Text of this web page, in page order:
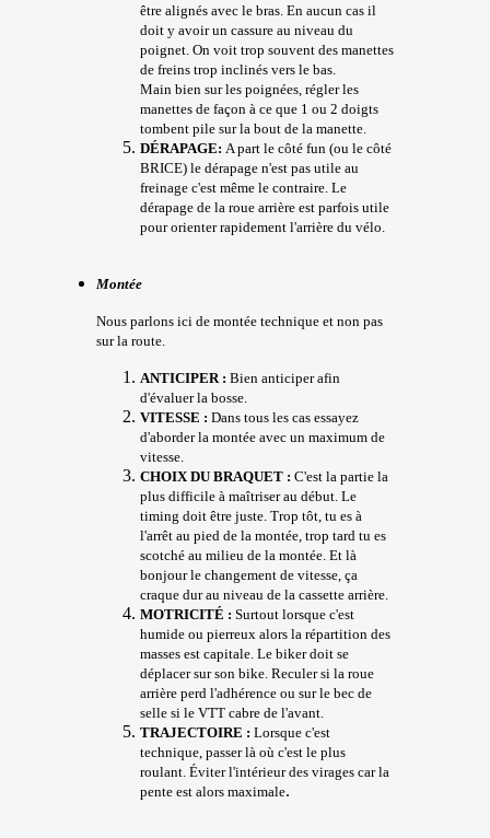
être alignés avec le bras. En aucun cas il
doit y avoir un cassure au niveau du
poignet. On voit trop souvent des manettes
de freins trop inclinés vers le bas.
Main bien sur les poignées, régler les
manettes de façon à ce que 1 ou 2 doigts
tombent pile sur la bout de la manette.
DÉRAPAGE: A part le côté fun (ou le côté
BRICE) le dérapage n'est pas utile au
freinage c'est même le contraire. Le
dérapage de la roue arrière est parfois utile
pour orienter rapidement l'arrière du vélo.
Montée
Nous parlons ici de montée technique et non pas
sur la route.
ANTICIPER : Bien anticiper afin
d'évaluer la bosse.
VITESSE : Dans tous les cas essayez
d'aborder la montée avec un maximum de
vitesse.
CHOIX DU BRAQUET : C'est la partie la
plus difficile à maîtriser au début. Le
timing doit être juste. Trop tôt, tu es à
l'arrêt au pied de la montée, trop tard tu es
scotché au milieu de la montée. Et là
bonjour le changement de vitesse, ça
craque dur au niveau de la cassette arrière.
MOTRICITÉ : Surtout lorsque c'est
humide ou pierreux alors la répartition des
masses est capitale. Le biker doit se
déplacer sur son bike. Reculer si la roue
arrière perd l'adhérence ou sur le bec de
selle si le VTT cabre de l'avant.
TRAJECTOIRE : Lorsque c'est
technique, passer là où c'est le plus
roulant. Éviter l'intérieur des virages car la
pente est alors maximale.